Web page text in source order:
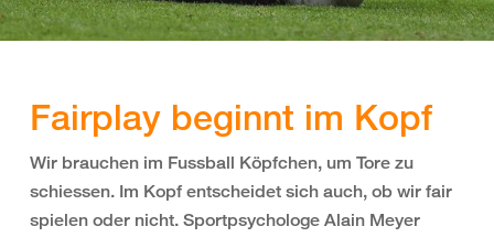
Fairplay beginnt im Kopf
Wir brauchen im Fussball Köpfchen, um Tore zu
schiessen. Im Kopf entscheidet sich auch, ob wir fair
spielen oder nicht. Sportpsychologe Alain Meyer